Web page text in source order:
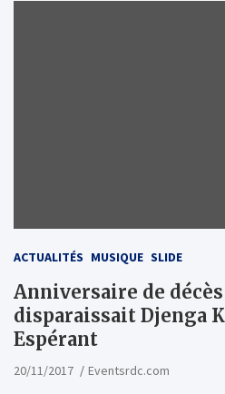
ACTUALITÉS MUSIQUE SLIDE
Anniversaire de décès
disparaissait Djenga
Espérant
20/11/2017 Eventsrdc.com